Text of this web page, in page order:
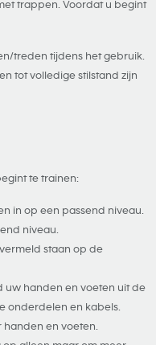
trappen. Voordat u begint
treden tijdens het gebruik.
tot volledige stilstand zijn
te trainen:
in op een passend niveau.
niveau.
staan op de
uw handen en voeten uit de
onderdelen en kabels.
handen en voeten.